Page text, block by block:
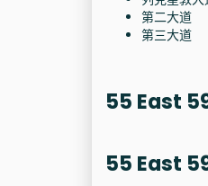
第二大道
第三大道
55 East
55 East